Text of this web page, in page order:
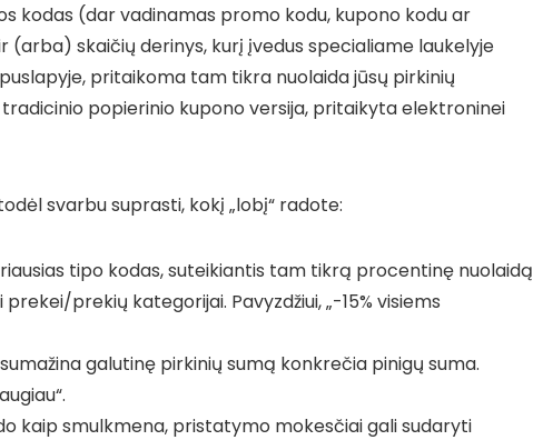
kodas (dar vadinamas promo kodu, kupono kodu ar
(arba) skaičių derinys, kurį įvedus specialiame laukelyje
pritaikoma tam tikra nuolaida jūsų pirkinių
popierinio kupono versija, pritaikyta elektroninei
svarbu suprasti, kokį „lobį“ radote:
tipo kodas, suteikiantis tam tikrą procentinę nuolaidą
prekių kategorijai. Pavyzdžiui, „-15% visiems
galutinę pirkinių sumą konkrečia pinigų suma.
kaip smulkmena, pristatymo mokesčiai gali sudaryti